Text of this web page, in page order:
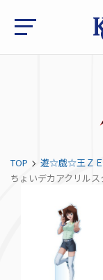
TOP 遊☆戯☆王ＺＥ
ちょいデカアクリルス